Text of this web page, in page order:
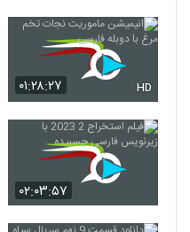
۰۱:۲۸:۲۷ HD
۰۲:۰۳:۵۷